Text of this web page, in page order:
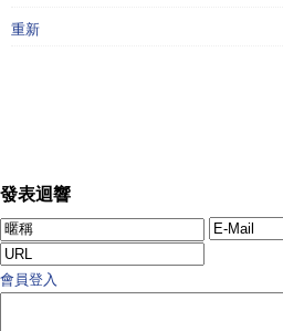
重新
發表迴響
會員登入